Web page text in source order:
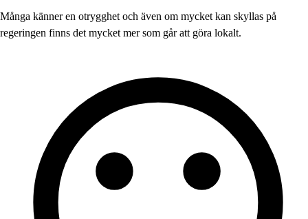
Många känner en otrygghet och även om mycket kan skyllas på
regeringen finns det mycket mer som går att göra lokalt.